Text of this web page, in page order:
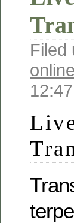
Filed
online